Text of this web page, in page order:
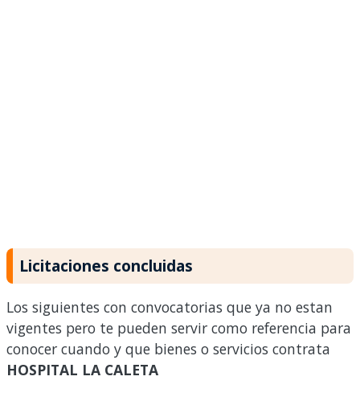
Licitaciones concluidas
Los siguientes con convocatorias que ya no estan
vigentes pero te pueden servir como referencia para
conocer cuando y que bienes o servicios contrata
HOSPITAL LA CALETA